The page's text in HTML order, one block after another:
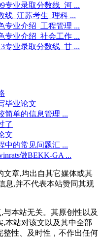
专业录取分数线_河 ...
线_江苏考生_理科 ...
专业介绍_工程管理 ...
专业介绍_社会工作 ...
专业录取分数线_甘 ...
毕业论文
简单的信息管理 ...
了
文
中的常见问题汇 ...
做BEKK-GA ...
文章,均出自其它媒体或其
息,并不代表本站赞同其观
本站无关。其原创性以及
本站对该文以及其中全部
性、及时性，不作出任何